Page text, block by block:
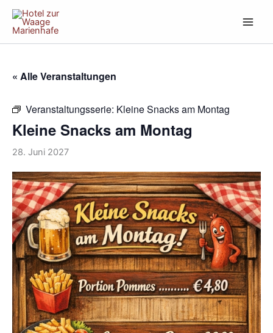
Zum
Inhalt
springen
« Alle Veranstaltungen
Veranstaltungsserie: Kleine Snacks am Montag
Kleine Snacks am Montag
28. Juni 2027